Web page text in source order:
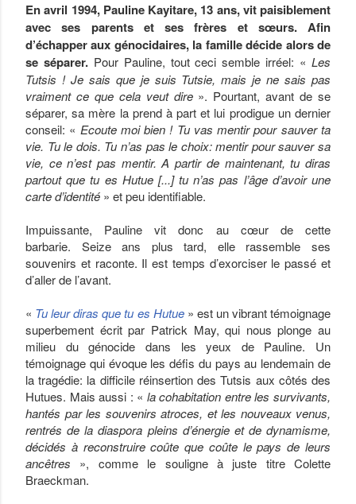
En avril 1994, Pauline Kayitare, 13 ans, vit paisiblement
avec ses parents et ses frères et sœurs. Afin
d’échapper aux génocidaires, la famille décide alors de
se séparer.Pour Pauline, tout ceci semble irréel: «Les
Tutsis ! Je sais que je suis Tutsie, mais je ne sais pas
vraiment ce que cela veut dire ». Pourtant, avant de se
séparer, sa mère la prend à part et lui prodigue un dernier
conseil: « Ecoute moi bien ! Tu vas mentir pour sauver ta
vie. Tu le dois. Tu n’as pas le choix: mentir pour sauver sa
vie, ce n’est pas mentir. A partir de maintenant, tu diras
partout que tu es Hutue [...] tu n’as pas l’âge d’avoir une
carte d’identité » et peu identifiable.
Impuissante, Pauline vit donc au cœur de cette
barbarie. Seize ans plus tard, elle rassemble ses
souvenirs et raconte. Il est temps d’exorciser le passé et
d’aller de l’avant.
« Tu leur diras que tu es Hutue» est un vibrant témoignage
superbement écrit par Patrick May, qui nous plonge au
milieu du génocide dans les yeux de Pauline. Un
témoignage qui évoque les défis du pays au lendemain de
la tragédie: la difficile réinsertion des Tutsis aux côtés des
Hutues. Mais aussi : « la cohabitation entre les survivants,
hantés par les souvenirs atroces, et les nouveaux venus,
rentrés de la diaspora pleins d’énergie et de dynamisme,
décidés à reconstruire coûte que coûte le pays de leurs
ancêtres », comme le souligne à juste titre Colette
Braeckman.